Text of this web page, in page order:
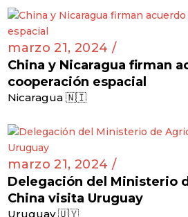
marzo 21, 2024 /
China y Nicaragua firman
cooperación espacial
Nicaragua 🇳🇮
marzo 21, 2024 /
Delegación del Ministerio
China visita Uruguay
Uruguay 🇺🇾